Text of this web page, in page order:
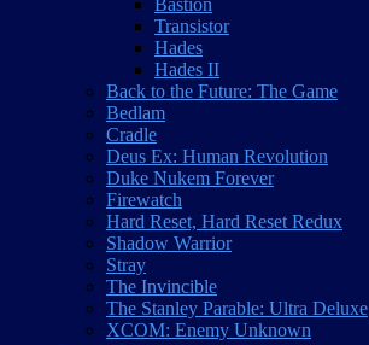
Bastion
Transistor
Hades
Hades II
Back to the Future: The Game
Bedlam
Cradle
Deus Ex: Human Revolution
Duke Nukem Forever
Firewatch
Hard Reset, Hard Reset Redux
Shadow Warrior
Stray
The Invincible
The Stanley Parable: Ultra Deluxe
XCOM: Enemy Unknown